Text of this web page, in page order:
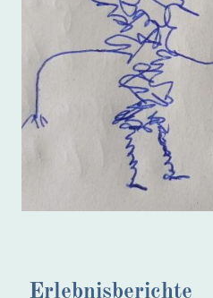
Erlebnisberichte